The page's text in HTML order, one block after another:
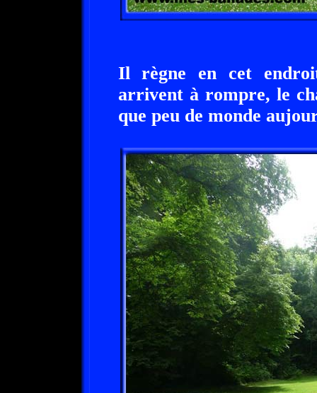
Il règne en cet
arrivent à rompre, le
que peu de monde